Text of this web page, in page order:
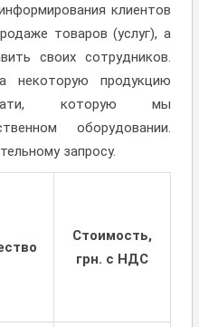
клиентов
товаров (услуг), а
своих сотрудников.
некоторую продукцию
которую мы
оборудовании.
запросу.
Стоимость,
грн. с НДС